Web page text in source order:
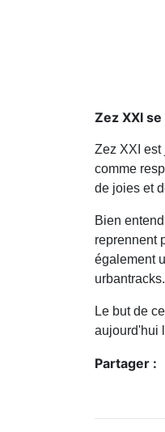
Zez XXI
Zez XXI est
comme
de joies et
Bien
reprennent
également
urbantracks.
Le but de
aujourd'hui
Partager :